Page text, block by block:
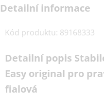
Detailní informace
Kód produktu: 89168333
Detailní popis
Easy original pro
fialová